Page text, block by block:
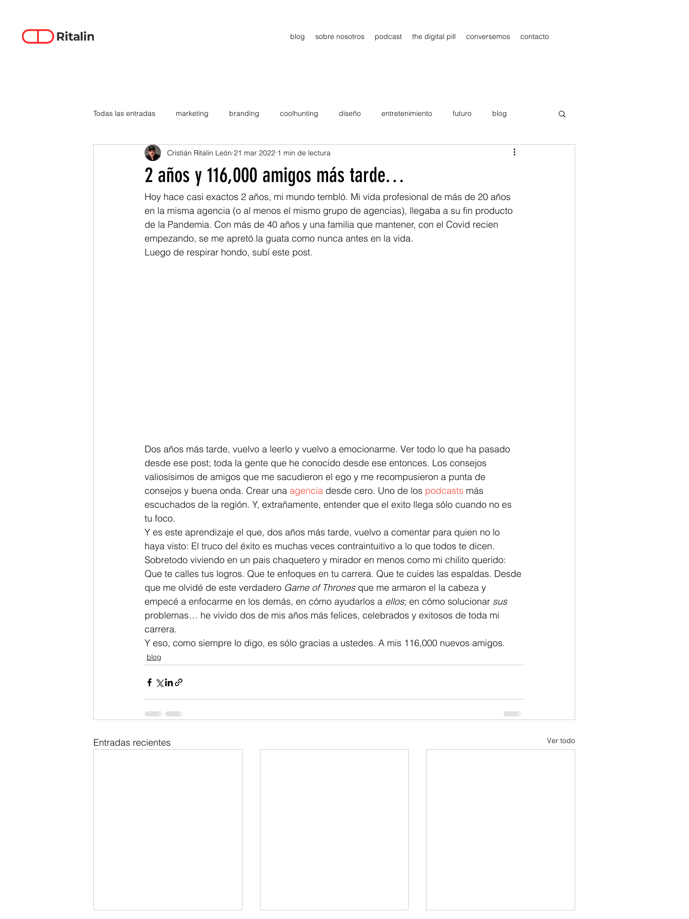
blog sobre nosotros podcast the digital pill conversemos contacto
Todas las entradas marketing branding coolhunting diseño entretenimiento futuro blog
data-driven creativity emprendimiento estrategia Publicidad
smartphones tecnología Viajes tendencias Wow B2B Showcase
2 años y 116,000 amigos más tarde…
Cristián Ritalin León 21 mar 2022 1 min de lectura
Hoy hace casi exactos 2 años, mi mundo tembló. Mi vida profesional de más de 20 años
en la misma agencia (o al menos el mismo grupo de agencias), llegaba a su fin producto
de la Pandemia. Con más de 40 años y una familia que mantener, con el Covid recien
empezando, se me apretó la guata como nunca antes en la vida.
Luego de respirar hondo, subí este post.
Dos años más tarde, vuelvo a leerlo y vuelvo a emocionarme. Ver todo lo que ha pasado
desde ese post; toda la gente que he conocido desde ese entonces. Los consejos
valiosísimos de amigos que me sacudieron el ego y me recompusieron a punta de
consejos y buena onda. Crear una agencia desde cero. Uno de los podcasts más
escuchados de la región. Y, extrañamente, entender que el exito llega sólo cuando no es
tu foco.
Y es este aprendizaje el que, dos años más tarde, vuelvo a comentar para quien no lo
haya visto: El truco del éxito es muchas veces contraintuitivo a lo que todos te dicen.
Sobretodo viviendo en un pais chaquetero y mirador en menos como mi chilito querido:
Que te calles tus logros. Que te enfoques en tu carrera. Que te cuides las espaldas. Desde
que me olvidé de este verdadero Game of Thrones que me armaron el la cabeza y
empecé a enfocarme en los demás, en cómo ayudarlos a ellos; en cómo solucionar sus
problemas… he vivido dos de mis años más felices, celebrados y exitosos de toda mi
carrera.
Y eso, como siempre lo digo, es sólo gracias a ustedes. A mis 116,000 nuevos amigos.
blog
Entradas recientes Ver todo